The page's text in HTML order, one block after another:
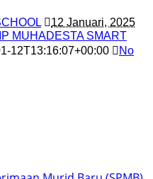
12 Januari, 2025
MUHADESTA SMART
12T13:16:07+00:00
No